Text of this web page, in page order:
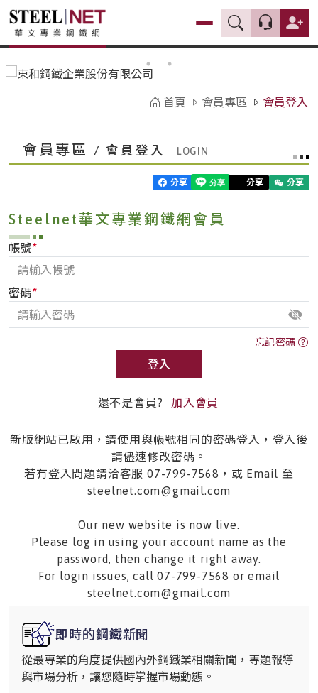
首頁 會員專區 會員登入
會員專區 / 會員登入
分享 分享 分享
Steelnet華文專業鋼鐵網會員
帳號*
密碼*
忘記密碼
登入
還不是會員? 加入會員
新版網站已啟用，請使用與帳號相同的密碼登入，登入後
請儘速修改密碼。
若有登入問題請洽客服 07-799-7568，或 Email 至
steelnet.com@gmail.com
Our new website is now live.
Please log in using your account name as the
password, then change it right away.
For login issues, call 07-799-7568 or email
steelnet.com@gmail.com
即時的鋼鐵新聞
從最專業的角度提供國內外鋼鐵業相關新聞，專題報導
與市場分析，讓您隨時掌握市場動態。